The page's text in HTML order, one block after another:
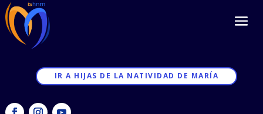
IR A HIJAS DE LA NATIVIDAD DE MARÍA